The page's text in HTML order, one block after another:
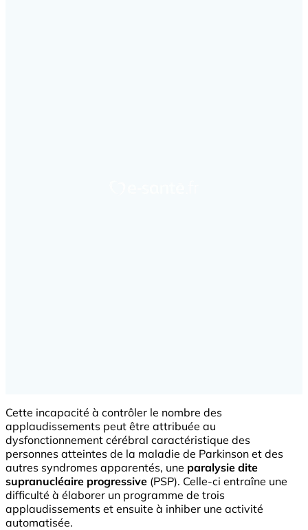
Cette incapacité à contrôler le nombre des
applaudissements peut être attribuée au
dysfonctionnement cérébral caractéristique des
personnes atteintes de la maladie de Parkinson et des
autres syndromes apparentés, une paralysie dite
supranucléaire progressive (PSP). Celle-ci entraîne une
difficulté à élaborer un programme de trois
applaudissements et ensuite à inhiber une activité
automatisée.